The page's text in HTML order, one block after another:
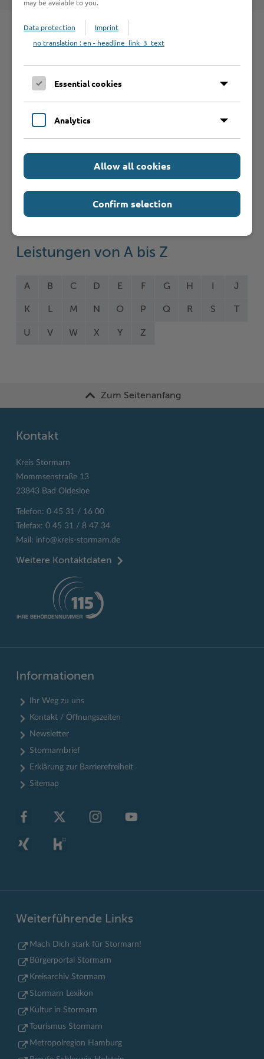
Schnelleinstieg
Seite auswählen
Online-Services
Leistungen von A bis Z
A B C D E F G H J
K L M N O P Q R S
U V W X Y Z
Zum Seitenanfang
Kontakt
Kreis Stormarn
Mommsenstraße 13
23843 Bad Oldesloe
Telefon: 0 45 31 / 16 00
Telefax: 0 45 31 / 8 47 34
Mail: info@kreis-stormarn.de
Weitere Kontaktdaten
Informationen
Ihr Weg zu uns
Kontakt / Öffnungszeiten
Newsletter
Stormarnbrief
Erklärung zur Barrierefreiheit
Sitemap
Weiterführende Links
Mach Dich stark für Stormarn!
Bürgerportal Stormarn
Kreisarchiv Stormarn
Stormarn Lexikon
Kultur in Stormarn
Tourismus Stormarn
Metropolregion Hamburg
may be avaiable to you.
Data protection
Imprint
no translation : en - headline_link_3_text
Essential cookies
Analytics
Allow all cookies
Confirm selection